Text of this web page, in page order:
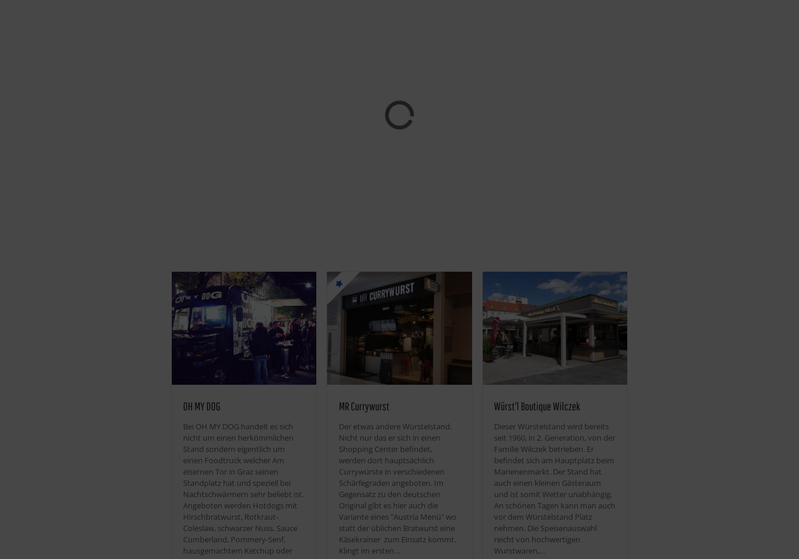
OH MY DOG
Bei OH MY DOG handelt es sich
nicht um einen herkömmlichen
Stand sondern eigentlich um
einen Foodtruck welcher Am
eisernen Tor in Graz seinen
Standplatz hat und speziell bei
Nachtschwärmern sehr beliebt ist.
Angeboten werden Hotdogs mit
Hirschbratwurst, Rotkraut-
Coleslaw, schwarzer Nuss, Sauce
Cumberland, Pommery-Senf,
hausgemachtem Ketchup oder
MR Currywurst
Der etwas andere Würstelstand.
Nicht nur das er sich in einen
Shopping Center befindet,
werden dort hauptsächlich
Currywürste in verschiedenen
Schärfegraden angeboten. Im
Gegensatz zu den deutschen
Original gibt es hier auch die
Variante eines "Austria Menü" wo
statt der üblichen Bratwurst eine
Käsekrainer zum Einsatz kommt.
Klingt im ersten…
Würst'l Boutique Wilczek
Dieser Würstelstand wird bereits
seit 1960, in 2. Generation, von der
Familie Wilczek betrieben. Er
befindet sich am Hauptplatz beim
Marienenmarkt. Der Stand hat
auch einen kleinen Gästeraum
und ist somit Wetter unabhängig.
An schönen Tagen kann man auch
vor dem Würstelstand Platz
nehmen. Die Speisenauswahl
reicht von hochwertigen
Wurstwaren,…